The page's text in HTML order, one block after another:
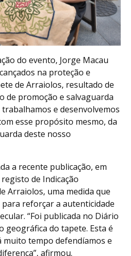
do evento, Jorge Macau
na proteção e
de Arraiolos, resultado de
de promoção e salvaguarda
e desenvolvemos
esse propósito mesmo, da
deste nosso
a recente publicação, em
de Indicação
Arraiolos, uma medida que
reforçar a autenticidade
“Foi publicada no Diário
geográfica do tapete. Esta é
muito tempo defendíamos e
afirmou.